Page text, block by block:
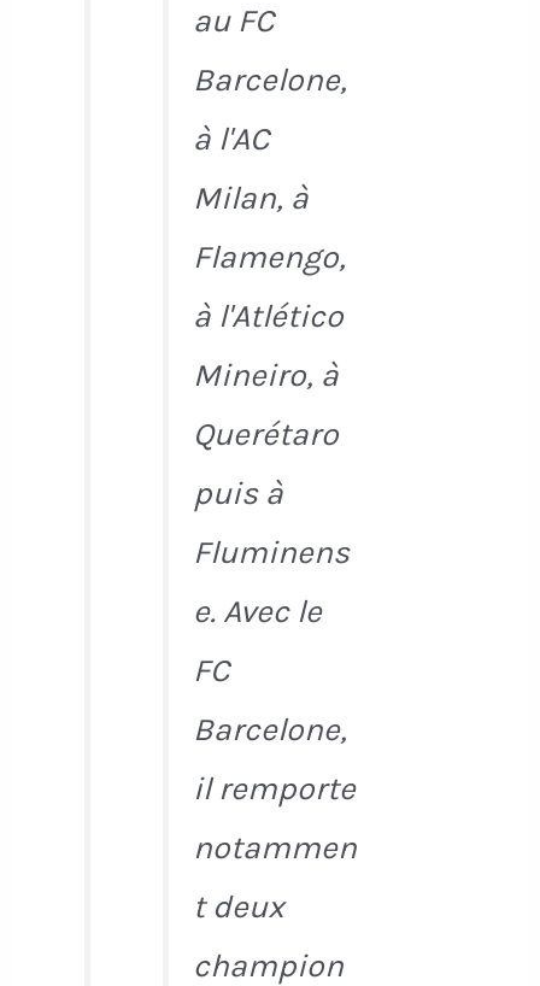
au FC
Barcelone,
à l'AC
Milan, à
Flamengo,
à l'Atlético
Mineiro, à
Querétaro
puis à
Fluminens
e. Avec le
FC
Barcelone,
il remporte
notammen
t deux
champion